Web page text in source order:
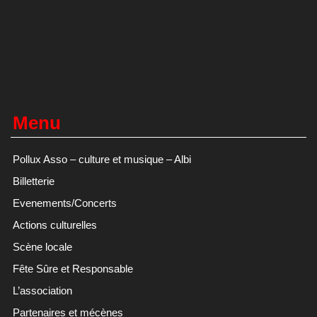
Menu
Pollux Asso – culture et musique – Albi
Billetterie
Evenements/Concerts
Actions culturelles
Scène locale
Fête Sûre et Responsable
L’association
Partenaires et mécènes